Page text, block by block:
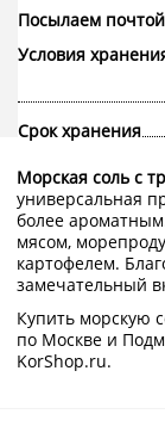
Посылаем
Условия
Срок хранения
Морская соль с
универсальная
более
мясом,
картофелем.
замечательный
Купить морскую
по Москве и
KorShop.ru.